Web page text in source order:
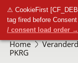
⚠ CookieFirst
tag fired before
/ consent load order →
Home
PKRG